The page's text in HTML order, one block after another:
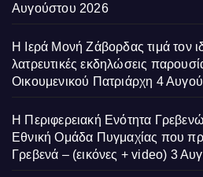
Αυγούστου 2026
Η Ιερά Μονή Ζάβορδας τιμά τον
λατρευτικές εκδηλώσεις
Οικουμενικού Πατριάρχη 4
Η Περιφερειακή Ενότητα
Εθνική Ομάδα Πυγμαχίας που
Γρεβενά – (εικόνες + video) 3